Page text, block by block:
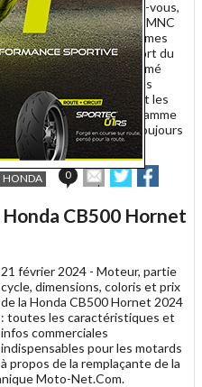
22 juillet 2024 -Souvenez-vous,
il y a 20 ans jour pour jour, MNC
publiait : "Victime des normes
antipollution, la CB 500 sort du
catalogue après avoir écumé
pendant plus de dix ans les
routes, les moto-écoles et les
son entrée de gamme
2024, Honda propose toujours
HONDA 0
Envoyer
cet
à
Partager
sur sur
CB500 Hornet
21 février 2024 - Moteur, partie
cycle, dimensions, coloris et prix
de la Honda CB500 Hornet 2024
: toutes les caractéristiques et
infos commerciales
indispensables pour les motards
à propos de la remplaçante de la
Moto-Net.Com.